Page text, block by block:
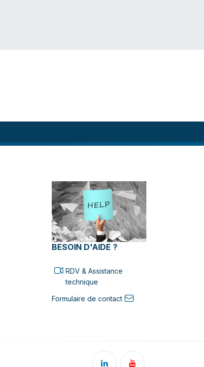
BESOIN D'AIDE ?
RDV & Assistance
technique
Formulaire de contact